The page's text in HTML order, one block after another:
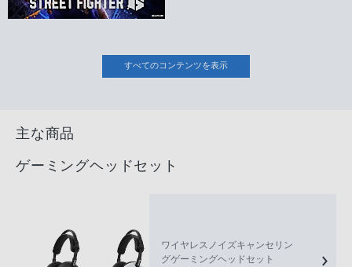
すべてのコンテンツを表示
主な商品
ゲーミングヘッドセット
ワイヤレスノイズキャンセリン
グゲーミングヘッドセット